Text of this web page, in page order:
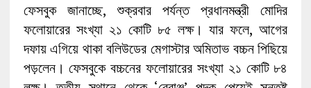
ফেসবুক জানাচ্ছে, শুক্রবার পর্যন্ত প্রধানমন্ত্রী মোদির
ফলোয়ারের সংখ্যা ২১ কোটি ৮৫ লক্ষ। যার ফলে, আগের
দফায় এগিয়ে থাকা বলিউডের মেগাস্টার অমিতাভ বচ্চন পিছিয়ে
পড়লেন। ফেসবুকে বচ্চনের ফলোয়ারের সংখ্যা ২১ কোটি ৮৪